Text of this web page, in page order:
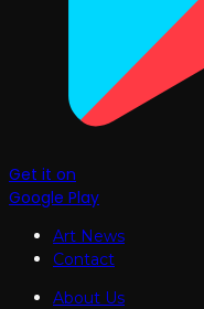
Get it on
Google Play
Art News
Contact
About Us